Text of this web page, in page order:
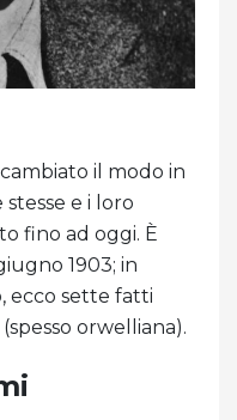
il modo in
e i loro
fino ad oggi. È
1903; in
ecco sette fatti
orwelliana).